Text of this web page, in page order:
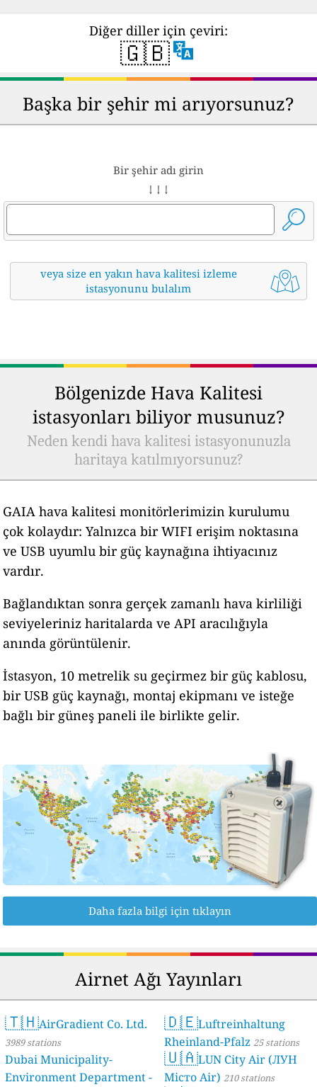
Diğer diller için çeviri:
🇬🇧
Başka bir şehir mi arıyorsunuz?
Bir şehir adı girin
↓ ↓ ↓
veya size en yakın hava kalitesi izleme
istasyonunu bulalım
Bölgenizde Hava Kalitesi
istasyonları biliyor musunuz?
Neden kendi hava kalitesi istasyonunuzla
haritaya katılmıyorsunuz?
GAIA hava kalitesi monitörlerimizin kurulumu
çok kolaydır: Yalnızca bir WIFI erişim noktasına
ve USB uyumlu bir güç kaynağına ihtiyacınız
vardır.
Bağlandıktan sonra gerçek zamanlı hava kirliliği
seviyeleriniz haritalarda ve API aracılığıyla
anında görüntülenir.
İstasyon, 10 metrelik su geçirmez bir güç kablosu,
bir USB güç kaynağı, montaj ekipmanı ve isteğe
bağlı bir güneş paneli ile birlikte gelir.
Daha fazla bilgi için tıklayın
Airnet Ağı Yayınları
🇹🇭AirGradient Co. Ltd.
3989 stations
Dubai Municipality-
Environment Department -
🇩🇪Luftreinhaltung
Rheinland-Pfalz 25 stations
🇺🇦LUN City Air (ЛУН
Місто Air) 210 stations